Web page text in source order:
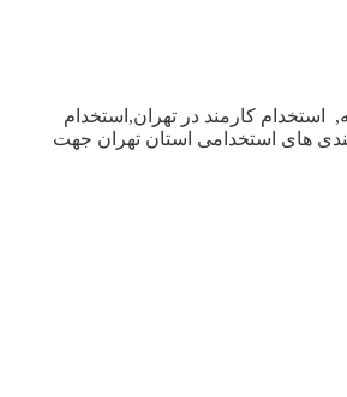
کارمند در تهران,استخدام
های استخدامی استان تهران جهت